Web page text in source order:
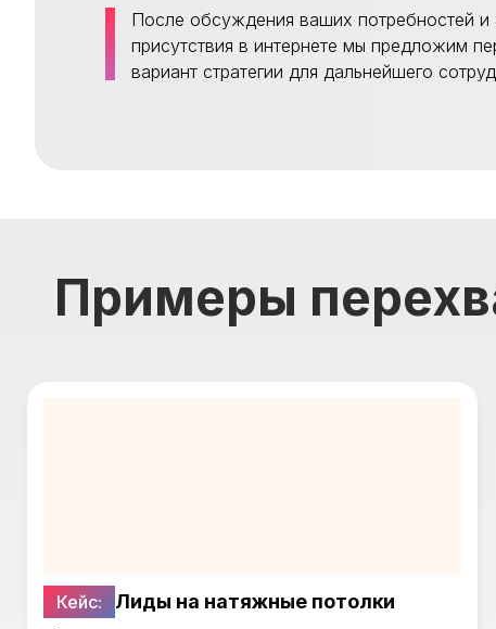
После обсуждения ваших потребностей и
присутствия в интернете мы предложим
вариант стратегии для дальнейшего
Примеры
Кейс: Лиды на натяжные потолки